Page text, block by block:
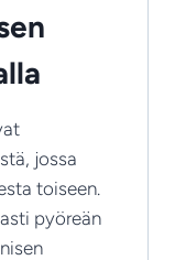
jossa
toiseen.
pyöreän